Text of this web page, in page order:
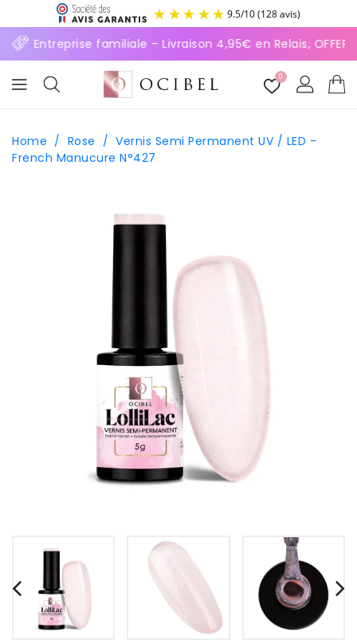
9.5/10
Entreprise familiale – Livraison 4,95€ en Relais, OFFERTE
0
Home / Rose / Vernis Semi Permanent UV / LED -
French Manucure N°427